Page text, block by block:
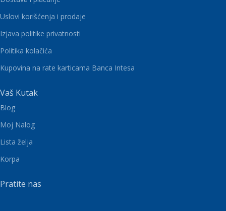
Uslovi korišćenja i prodaje
Izjava politike privatnosti
Politika kolačića
Kupovina na rate karticama Banca Intesa
Vaš Kutak
Blog
Moj Nalog
Lista želja
Korpa
Pratite nas